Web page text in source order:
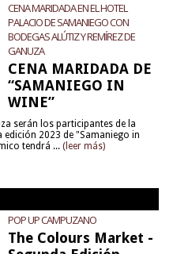
CENA MARIDADA EN EL HOTEL
PALACIO DE SAMANIEGO CON
BODEGAS ALÚTIZ Y REMÍREZ DE
GANUZA
CENA MARIDADA DE
“SAMANIEGO IN
WINE”
serán los participantes de la
edición 2023 de "Samaniego in
tendrá ... (leer más)
POP UP CAMPUZANO
The Colours Market -